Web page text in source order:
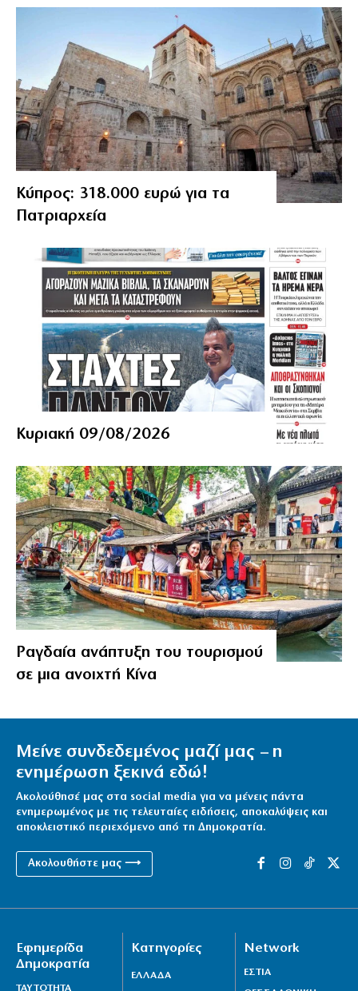
Κύπρος: 318.000 ευρώ για τα
Πατριαρχεία
Κυριακή 09/08/2026
Ραγδαία ανάπτυξη του τουρισμού
σε μια ανοιχτή Κίνα
Μείνε συνδεδεμένος μαζί μας – η
ενημέρωση ξεκινά εδώ!
Ακολούθησέ μας στα social media για να μένεις πάντα
ενημερωμένος με τις τελευταίες ειδήσεις, αποκαλύψεις και
αποκλειστικό περιεχόμενο από τη Δημοκρατία.
Ακολουθήστε μας ⟶
Εφημερίδα
Δημοκρατία
ΤΑΥΤΟΤΗΤΑ
Κατηγορίες
ΕΛΛΑΔΑ
Network
ΕΣΤΙΑ